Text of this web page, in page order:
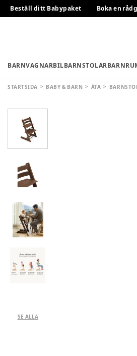
Beställ ditt Babypaket Boka en
BARNVAGNARBILBARNSTOLAR
STARTSIDA BABY & BARN ÄTA
SE ALLA